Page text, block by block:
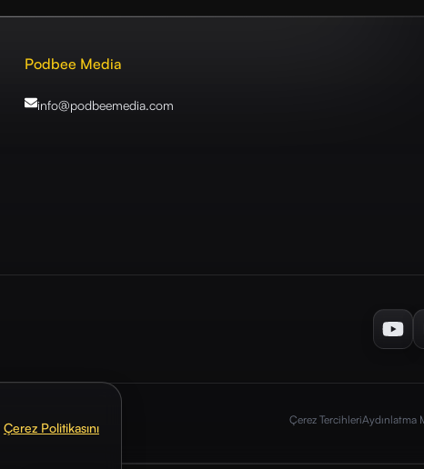
Çerez Politikasını
Podbee Media
info@podbeemedia.com
Çerez TercihleriAydınlatma